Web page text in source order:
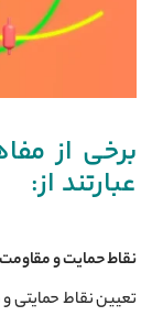
برخی از
عبارتند از:
نقاط حمایت و مقاومت
تعیین نقاط حمایتی